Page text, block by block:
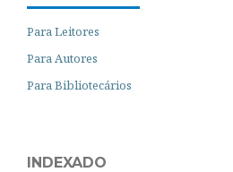
Para Leitores
Para Autores
Para Bibliotecários
INDEXADO